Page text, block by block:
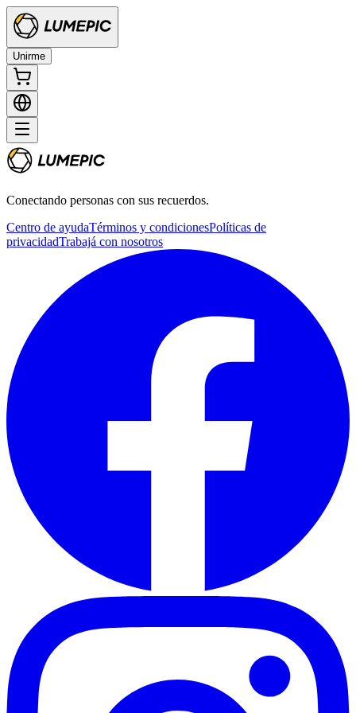
Unirme
Conectando personas con sus recuerdos.
Centro de ayudaTérminos y condicionesPolíticas de
privacidadTrabajá con nosotros